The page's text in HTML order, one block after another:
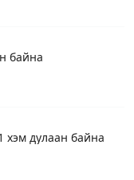
байна
дулаан байна